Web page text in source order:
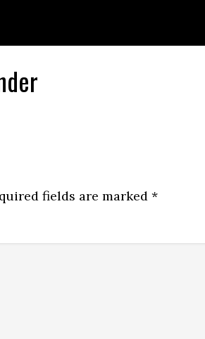
fields are marked *